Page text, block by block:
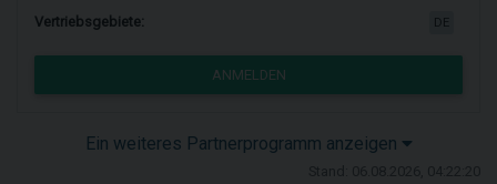
Vertriebsgebiete:
ANMELDEN
Ein weiteres Partnerprogramm anzeigen